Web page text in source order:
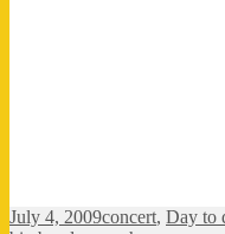
Posted
July 4, 2009Categories
concert, Day to